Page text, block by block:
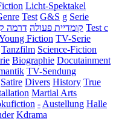
Licht-Spektakel
Test G&S g Serie
קומדיית פעולה דרמה
Test c
Fiction TV-Serie
Tanzfilm Science-Fiction
Biographie Docutainment
TV-Sendung
Satire Divers History True
Martial Arts
-Austellung Halle
Kdrama